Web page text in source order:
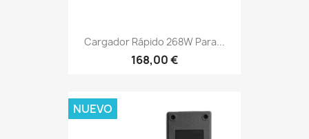
Cargador Rápido 268W Para...
168,00 €
NUEVO